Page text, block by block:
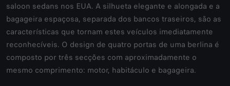
saloon sedans nos EUA. A silhueta elegante e alongada e a
bagageira espaçosa, separada dos bancos traseiros, são as
características que tornam estes veículos imediatamente
reconhecíveis. O design de quatro portas de uma berlina é
composto por três secções com aproximadamente o
mesmo comprimento: motor, habitáculo e bagageira.